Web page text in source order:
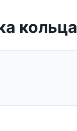
кольца